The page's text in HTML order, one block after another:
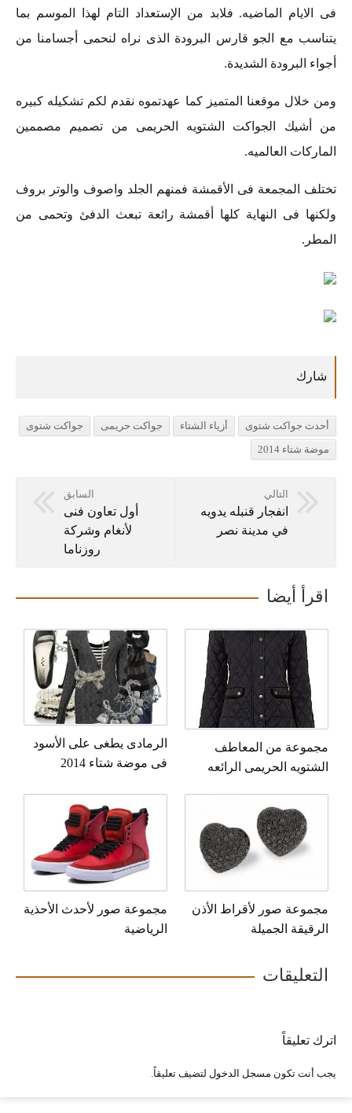
فى الايام الماضيه. فلابد من الإستعداد التام لهذا الموسم بما
يتناسب مع الجو قارس البرودة الذى نراه لنحمى أجسامنا من
أجواء البرودة الشديدة.
ومن خلال موقعنا المتميز كما عهدتموه نقدم لكم تشكيله كبيره
من أشيك الجواكت الشتويه الحريمى من تصميم مصممين
الماركات العالميه.
تختلف المجمعة فى الأقمشة فمنهم الجلد واصوف والوتر بروف
ولكنها فى النهاية كلها أقمشة رائعة تبعث الدفئ وتحمى من
المطر.
أحدث جواكت شتوى أزياء الشتاء جواكت حريمى
جواكت شتوى
موضة شتاء 2014
التالي
انفجار قنبله يدويه
في مدينة نصر
السابق
أول تعاون فنى
لأنغام وشركة
روزناما
اقرأ أيضا
مجموعة من المعاطف
الشتويه الحريمى الرائعه
الرمادى يطغى على الأسود
فى موضة شتاء 2014
مجموعة صور لأقراط الأذن
الرقيقة الجميلة
مجموعة صور لأحدث الأحذية
الرياضية
التعليقات
اترك تعليقاً
يجب أنت تكون مسجل الدخول لتضيف تعليقاً.